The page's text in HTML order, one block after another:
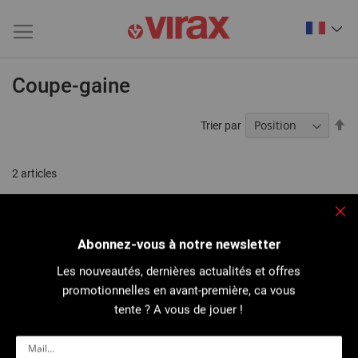
Coupe-gaine
2 articles
Trier par
Abonnez-vous à notre newsletter
Les nouveautés, dernières actualités et offres
promotionnelles en avant-première, ca vous
tente ? A vous de jouer !